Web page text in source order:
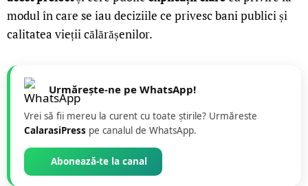
modul în care se iau deciziile ce privesc bani publici și
calitatea vieții călărășenilor.
Urmărește-ne pe WhatsApp!
Vrei să fii mereu la curent cu toate știrile? Urmăreste
CalarasiPress pe canalul de WhatsApp.
Abonează-te la canal